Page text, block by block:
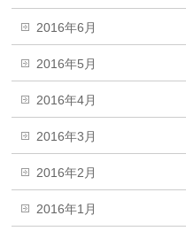
2016年6月
2016年5月
2016年4月
2016年3月
2016年2月
2016年1月